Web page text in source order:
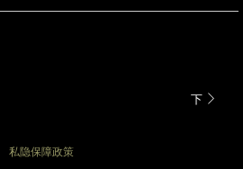
下
私隐保障政策